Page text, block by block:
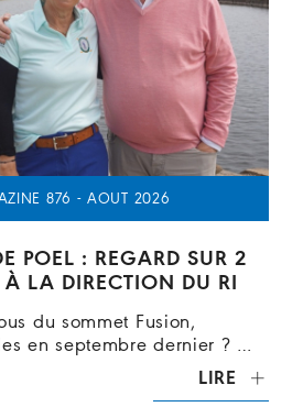
876 - AOUT 2026
POEL : REGARD SUR 2
À LA DIRECTION DU RI
du sommet Fusion,
en septembre dernier ? …
LIRE